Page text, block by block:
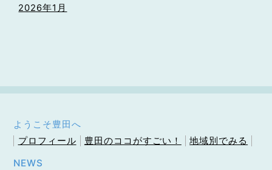
2026年1月
ようこそ豊田へ
プロフィール
豊田のココがすごい！
地域別でみる
NEWS